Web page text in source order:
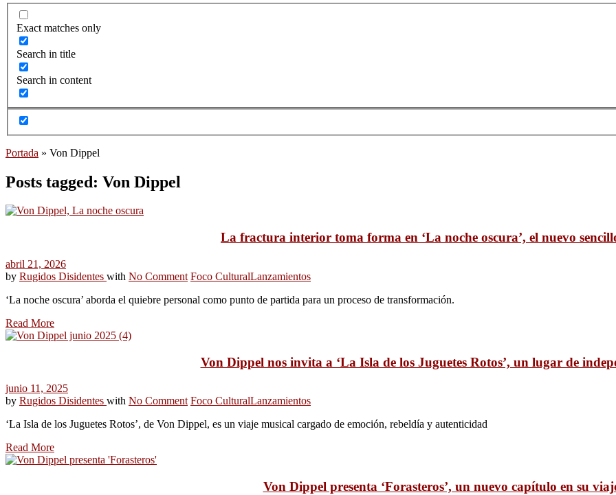
Exact matches only
Search in title
Search in content
Portada » Von Dippel
Posts tagged: Von Dippel
La fractura interior toma forma en ‘La noche oscura’, el nuevo
abril 21, 2026
by Rugidos Disidentes with No Comment Foco CulturalLanzamientos
‘La noche oscura’ aborda el quiebre personal como punto de partida para un proceso de transformación.
Read More
Von Dippel nos invita a ‘La Isla de los Juguetes Rotos’, un lugar de
junio 11, 2025
by Rugidos Disidentes with No Comment Foco CulturalLanzamientos
‘La Isla de los Juguetes Rotos’, de Von Dippel, es un viaje musical cargado de emoción, rebeldía y autenticidad
Read More
Von Dippel presenta ‘Forasteros’, un nuevo capítulo en su